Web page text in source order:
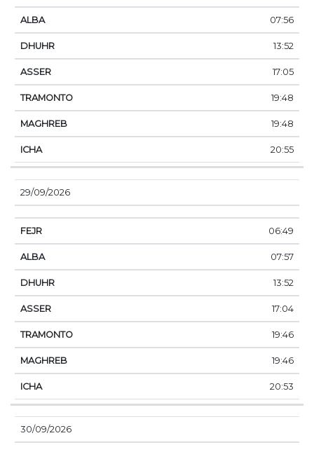
07:56
13:52
17:05
19:48
19:48
20:55
29/09/2026
06:49
07:57
13:52
17:04
19:46
19:46
20:53
30/09/2026